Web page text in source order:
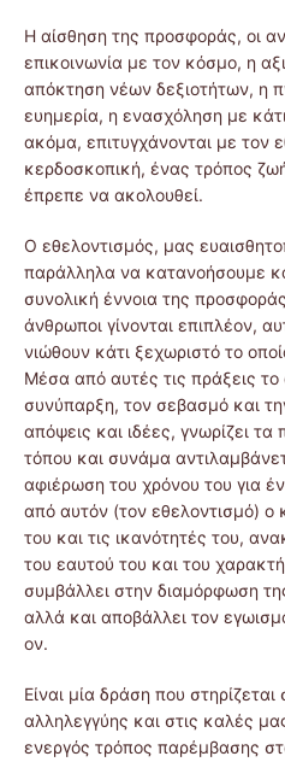
Η αίσθηση της προσφοράς, οι
επικοινωνία με τον κόσμο, η
απόκτηση νέων δεξιοτήτων, η
ευημερία, η ενασχόληση με
ακόμα, επιτυγχάνονται με τον
κερδοσκοπική, ένας τρόπος
έπρεπε να ακολουθεί.
Ο εθελοντισμός, μας
παράλληλα να κατανοήσουμε
συνολική έννοια της
άνθρωποι γίνονται επιπλέον,
νιώθουν κάτι ξεχωριστό το
Μέσα από αυτές τις πράξεις το
συνύπαρξη, τον σεβασμό και
απόψεις και ιδέες, γνωρίζει τα
τόπου και συνάμα
αφιέρωση του χρόνου του για
από αυτόν (τον εθελοντισμό) ο
του και τις ικανότητές του,
του εαυτού του και του
συμβάλλει στην διαμόρφωση
αλλά και αποβάλλει τον
ον.
Είναι μία δράση που
αλληλεγγύης και στις καλές
ενεργός τρόπος παρέμβασης